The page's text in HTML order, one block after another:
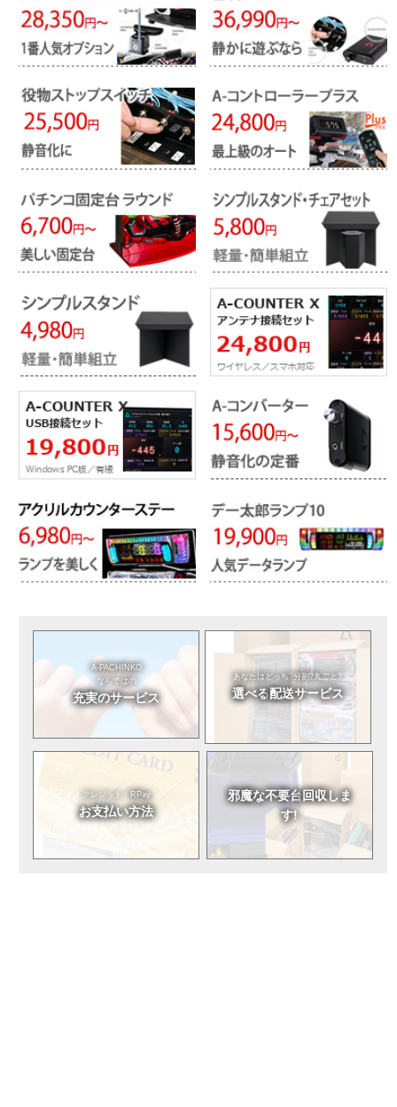
A-PACHINKO
ならではの
充実のサービス
あなたはどっち?分割?丸ごと?
選べる配送サービス
クレジット・RPay
お支払い方法
邪魔な不要台回収しま
す!